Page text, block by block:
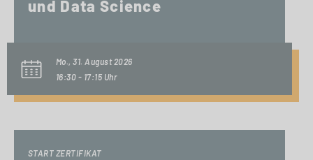
und Data Science
Mo., 31. August 2026
16:30 - 17:15 Uhr
START ZERTIFIKAT